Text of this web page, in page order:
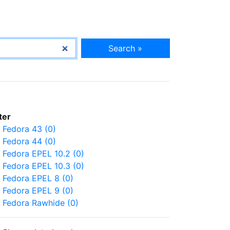
Search »
Fedora 43 (0)
Fedora 44 (0)
Fedora EPEL 10.2 (0)
Fedora EPEL 10.3 (0)
Fedora EPEL 8 (0)
Fedora EPEL 9 (0)
Fedora Rawhide (0)